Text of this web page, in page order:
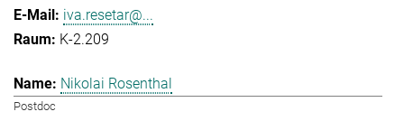
iva.resetar@...
K-2.209
Nikolai Rosenthal
Postdoc